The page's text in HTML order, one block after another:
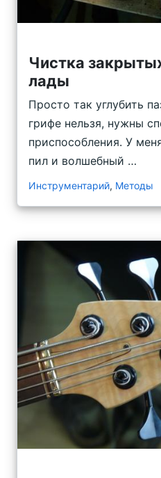
Чистка
лады
Просто так углубить
грифе нельзя, нужны
приспособления. У
пил и волшебный …
Инструментарий, Методы